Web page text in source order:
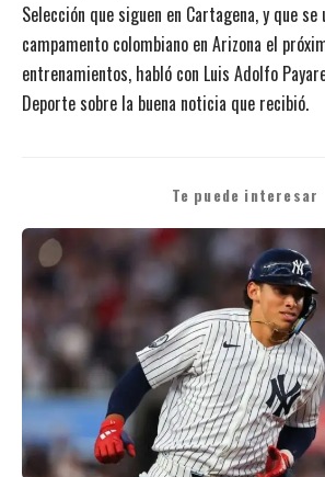
Selección que siguen en Cartagena, y que se
campamento colombiano en Arizona el
entrenamientos, habló con Luis Adolfo
Deporte sobre la buena noticia que recibió.
Te puede interesar